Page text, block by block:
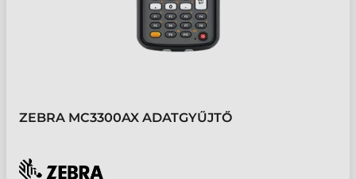
ZEBRA MC3300AX ADATGYŰJTŐ